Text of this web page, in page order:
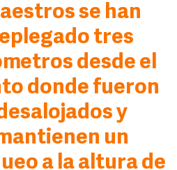
se han
tres
desde el
donde fueron
y
un
a la altura de